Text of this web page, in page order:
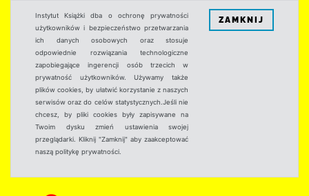
Instytut Książki dba o ochronę prywatności
użytkowników i bezpieczeństwo przetwarzania
ich danych osobowych oraz stosuje
odpowiednie rozwiązania technologiczne
zapobiegające ingerencji osób trzecich w
prywatność użytkowników. Używamy także
plików cookies, by ułatwić korzystanie z naszych
serwisów oraz do celów statystycznych.Jeśli nie
chcesz, by pliki cookies były zapisywane na
Twoim dysku zmień ustawienia swojej
przeglądarki. Kliknij "Zamknij" aby zaakceptować
naszą politykę prywatności.
ZAMKNIJ